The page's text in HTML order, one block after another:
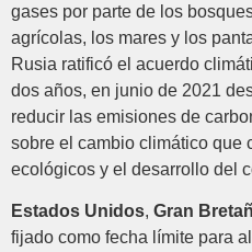
gases por parte de los
agrícolas, los mares y los
Rusia ratificó el acuerdo
dos años, en junio de 2021
reducir las emisiones de
sobre el cambio climático que
ecológicos y el desarrollo del
Estados Unidos, Gran
fijado como fecha límite para